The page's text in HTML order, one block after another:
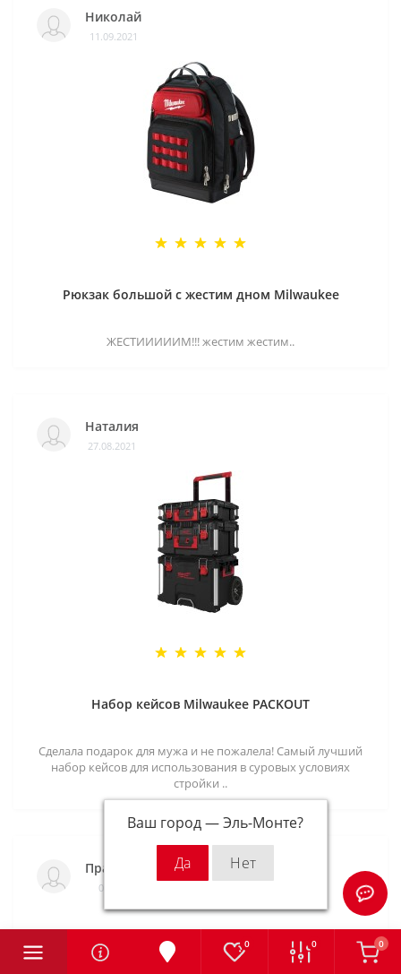
Ваш город —Эль-Монте?
0 0 0
Николай
11.09.2021
Рюкзак большой с жестим дном Milwaukee
ЖЕСТИИИИИМ!!! жестим жестим..
Наталия
27.08.2021
Набор кейсов Milwaukee PACKOUT
Сделала подарок для мужа и не пожалела! Самый лучший
набор кейсов для использования в суровых условиях
стройки ..
Правдолюб
06.07.2021